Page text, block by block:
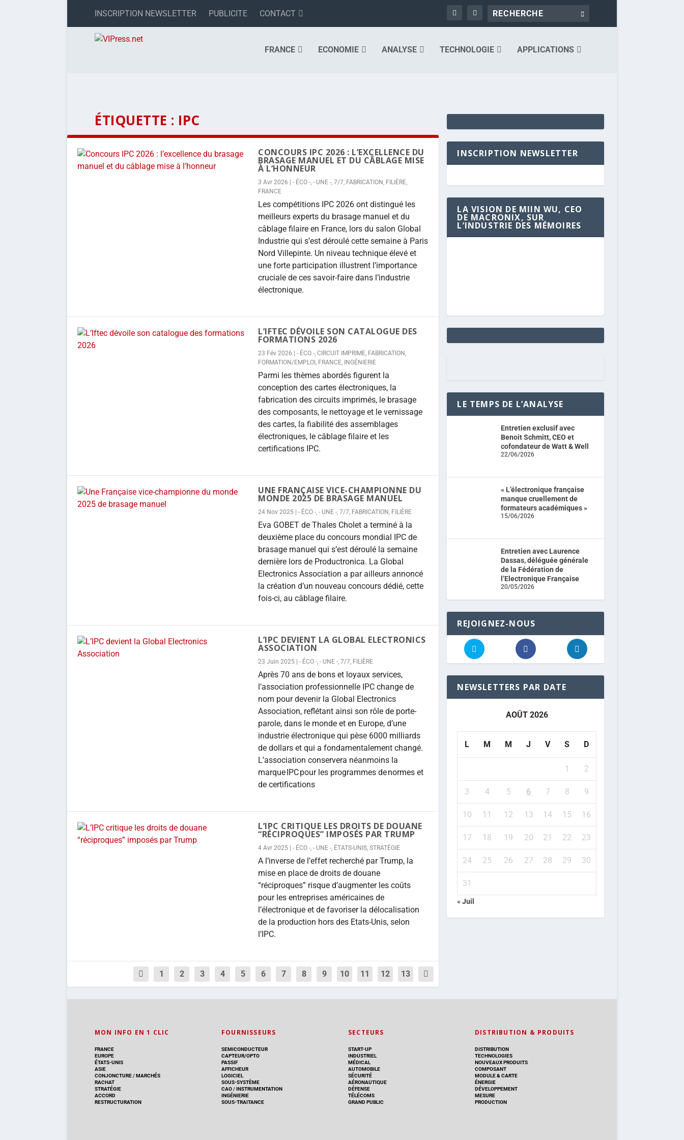
INSCRIPTION NEWSLETTER PUBLICITE CONTACT
FRANCE ECONOMIE ANALYSE TECHNOLOGIE APPLICATIONS
ÉTIQUETTE : IPC
CONCOURS IPC 2026 : L’EXCELLENCE DU
BRASAGE MANUEL ET DU CÂBLAGE MISE
À L’HONNEUR
3 Avr 2026 |- ÉCO -,- UNE -,7/7, FABRICATION, FILIÈRE,
FRANCE
Les compétitions IPC 2026 ont distingué les
meilleurs experts du brasage manuel et du
câblage filaire en France, lors du salon Global
Industrie qui s’est déroulé cette semaine à Paris
Nord Villepinte. Un niveau technique élevé et
une forte participation illustrent l’importance
cruciale de ces savoir-faire dans l’industrie
électronique.
L’IFTEC DÉVOILE SON CATALOGUE DES
FORMATIONS 2026
23 Fév 2026 |- ÉCO -,CIRCUIT IMPRIME, FABRICATION,
FORMATION/EMPLOI, FRANCE, INGÉNIERIE
Parmi les thèmes abordés figurent la
conception des cartes électroniques, la
fabrication des circuits imprimés, le brasage
des composants, le nettoyage et le vernissage
des cartes, la fiabilité des assemblages
électroniques, le câblage filaire et les
certifications IPC.
UNE FRANÇAISE VICE-CHAMPIONNE DU
MONDE 2025 DE BRASAGE MANUEL
24 Nov 2025 |- ÉCO -,- UNE -,7/7, FABRICATION, FILIÈRE
Eva GOBET de Thales Cholet a terminé à la
deuxième place du concours mondial IPC de
brasage manuel qui s’est déroulé la semaine
dernière lors de Productronica. La Global
Electronics Association a par ailleurs annoncé
la création d’un nouveau concours dédié, cette
fois-ci, au câblage filaire.
L’IPC DEVIENT LA GLOBAL ELECTRONICS
ASSOCIATION
23 Juin 2025 |- ÉCO -,- UNE -,7/7, FILIÈRE
Après 70 ans de bons et loyaux services,
l’association professionnelle IPC change de
nom pour devenir la Global Electronics
Association, reflétant ainsi son rôle de porte-
parole, dans le monde et en Europe, d’une
industrie électronique qui pèse 6000 milliards
de dollars et qui a fondamentalement changé.
L’association conservera néanmoins la
marque IPC pour les programmes de normes et
de certifications
L’IPC CRITIQUE LES DROITS DE DOUANE
“RÉCIPROQUES” IMPOSÉS PAR TRUMP
4 Avr 2025 |- ÉCO -,- UNE -, ÉTATS-UNIS,STRATÉGIE
A l’inverse de l’effet recherché par Trump, la
mise en place de droits de douane
“réciproques” risque d’augmenter les coûts
pour les entreprises américaines de
l’électronique et de favoriser la délocalisation
de la production hors des Etats-Unis, selon
l’IPC.
1 2 3 4 5 6 7 8 9 10 11 12 13
INSCRIPTION NEWSLETTER
LA VISION DE MIIN WU, CEO
DE MACRONIX, SUR
L’INDUSTRIE DES MÉMOIRES
LE TEMPS DE L’ANALYSE
Entretien exclusif avec
Benoit Schmitt, CEO et
cofondateur de Watt & Well
22/06/2026
« L’électronique française
manque cruellement de
formateurs académiques »
15/06/2026
Entretien avec Laurence
Dassas, déléguée générale
de la Fédération de
l’Electronique Française
20/05/2026
REJOIGNEZ-NOUS
NEWSLETTERS PAR DATE
AOÛT 2026
L M M J V S D
1 2
3 4 5 6 7 8 9
10 11 12 13 14 15 16
17 18 19 20 21 22 23
24 25 26 27 28 29 30
31
« Juil
MON INFO EN 1 CLIC
FRANCE
EUROPE
ÉTATS-UNIS
ASIE
CONJONCTURE/MARCHÉS
RACHAT
STRATÉGIE
ACCORD
RESTRUCTURATION
FOURNISSEURS
SEMICONDUCTEUR
CAPTEUR/OPTO
PASSIF
AFFICHEUR
LOGICIEL
SOUS-SYSTÈME
CAO/INSTRUMENTATION
INGÉNIERIE
SOUS-TRAITANCE
SECTEURS
START-UP
INDUSTRIEL
MÉDICAL
AUTOMOBILE
SÉCURITÉ
AÉRONAUTIQUE
DÉFENSE
TÉLÉCOMS
GRAND PUBLIC
DISTRIBUTION & PRODUITS
DISTRIBUTION
TECHNOLOGIES
NOUVEAUX PRODUITS
COMPOSANT
MODULE & CARTE
ÉNERGIE
DÉVELOPPEMENT
MESURE
PRODUCTION